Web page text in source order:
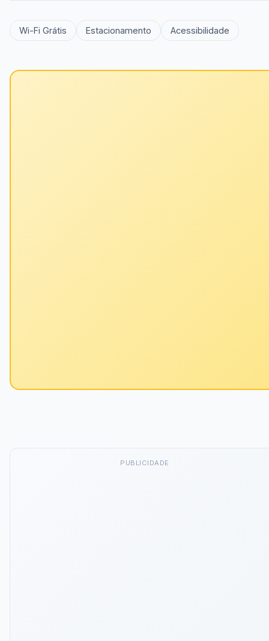
Wi-Fi Grátis Estacionamento Acessibilidade
PUBLICIDADE